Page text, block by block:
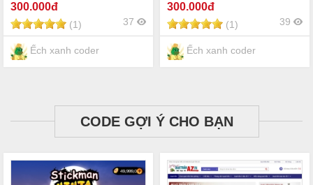
300.000đ
(1) 37
Ếch xanh coder
300.000đ
(1) 39
Ếch xanh coder
CODE GỢI Ý CHO BẠN